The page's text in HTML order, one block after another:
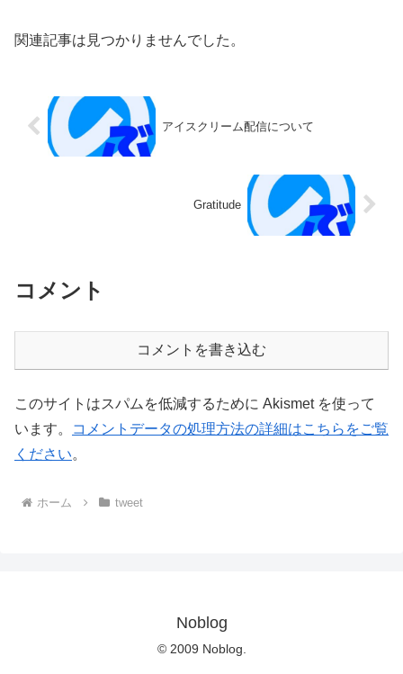
関連記事は見つかりませんでした。
アイスクリーム配信について
Gratitude
コメント
コメントを書き込む
このサイトはスパムを低減するために Akismet を使って
います。
コメントデータの処理方法の詳細はこちらをご覧
ください。
ホーム tweet
Noblog
© 2009 Noblog.